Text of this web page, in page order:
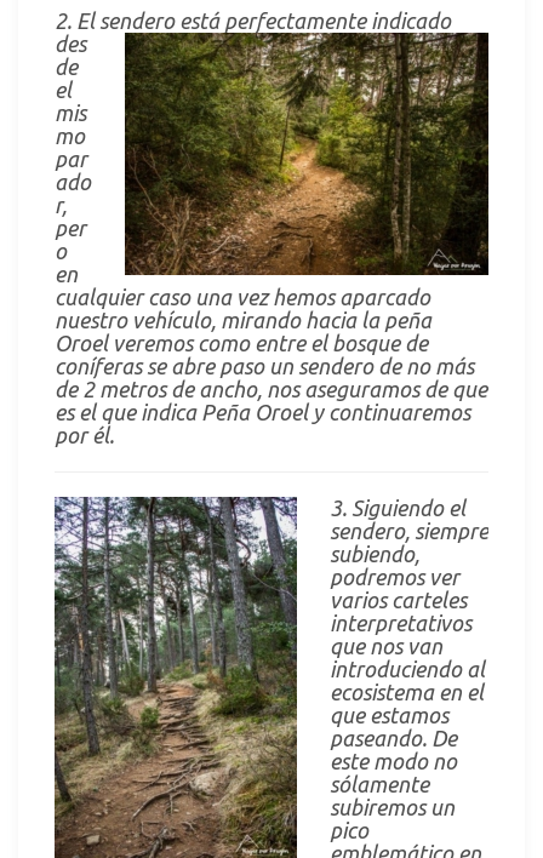
2. El sendero está perfectamente indicado
des
de
el
mis
mo
par
ado
r,
per
o
en
cualquier caso una vez hemos aparcado
nuestro vehículo, mirando hacia la peña
Oroel veremos como entre el bosque de
coníferas se abre paso un sendero de no más
de 2 metros de ancho, nos aseguramos de que
es el que indica Peña Oroel y continuaremos
por él.
3. Siguiendo el
sendero, siempre
subiendo,
podremos ver
varios carteles
interpretativos
que nos van
introduciendo al
ecosistema en el
que estamos
paseando. De
este modo no
sólamente
subiremos un
pico